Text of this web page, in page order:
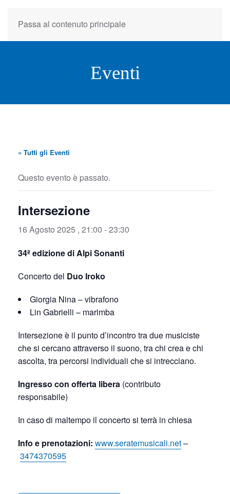
Passa al contenuto principale
Eventi
« Tutti gli Eventi
Questo evento è passato.
Intersezione
16 Agosto 2025 , 21:00 -23:30
34ª edizione di Alpi Sonanti
Concerto del Duo Iroko
Giorgia Nina – vibrafono
Lin Gabrielli – marimba
Intersezione è il punto d’incontro tra due musiciste
che si cercano attraverso il suono, tra chi crea e chi
ascolta, tra percorsi individuali che si intrecciano.
Ingresso con offerta libera (contributo
responsabile)
In caso di maltempo il concerto si terrà in chiesa
Info e prenotazioni: www.seratemusicali.net–
3474370595